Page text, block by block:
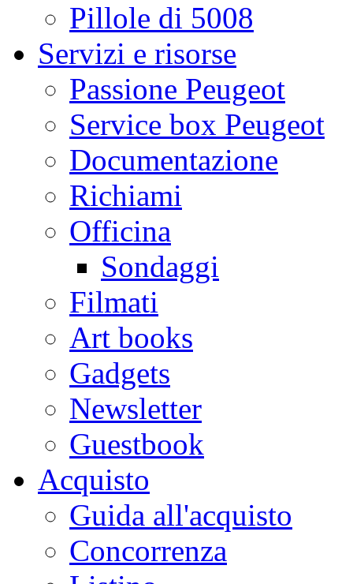
Pillole di 5008
Servizi e risorse
Passione Peugeot
Service box Peugeot
Documentazione
Richiami
Officina
Sondaggi
Filmati
Art books
Gadgets
Newsletter
Guestbook
Acquisto
Guida all'acquisto
Concorrenza